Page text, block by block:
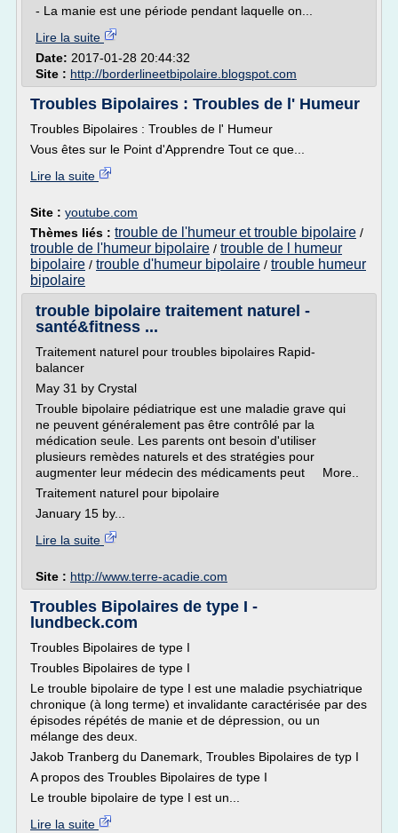
- La manie est une période pendant laquelle on...
Lire la suite
Date: 2017-01-28 20:44:32
Site : http://borderlineetbipolaire.blogspot.com
Troubles Bipolaires : Troubles de l' Humeur
Troubles Bipolaires : Troubles de l' Humeur
Vous êtes sur le Point d'Apprendre Tout ce que...
Lire la suite
Site : youtube.com
Thèmes liés : trouble de l'humeur et trouble bipolaire /
trouble de l'humeur bipolaire / trouble de l humeur
bipolaire / trouble d'humeur bipolaire / trouble humeur
bipolaire
trouble bipolaire traitement naturel -
santé&fitness ...
Traitement naturel pour troubles bipolaires Rapid-
balancer
May 31 by Crystal
Trouble bipolaire pédiatrique est une maladie grave qui
ne peuvent généralement pas être contrôlé par la
médication seule. Les parents ont besoin d'utiliser
plusieurs remèdes naturels et des stratégies pour
augmenter leur médecin des médicaments peut More..
Traitement naturel pour bipolaire
January 15 by...
Lire la suite
Site : http://www.terre-acadie.com
Troubles Bipolaires de type I -
lundbeck.com
Troubles Bipolaires de type I
Troubles Bipolaires de type I
Le trouble bipolaire de type I est une maladie psychiatrique
chronique (à long terme) et invalidante caractérisée par des
épisodes répétés de manie et de dépression, ou un
mélange des deux.
Jakob Tranberg du Danemark, Troubles Bipolaires de typ I
A propos des Troubles Bipolaires de type I
Le trouble bipolaire de type I est un...
Lire la suite